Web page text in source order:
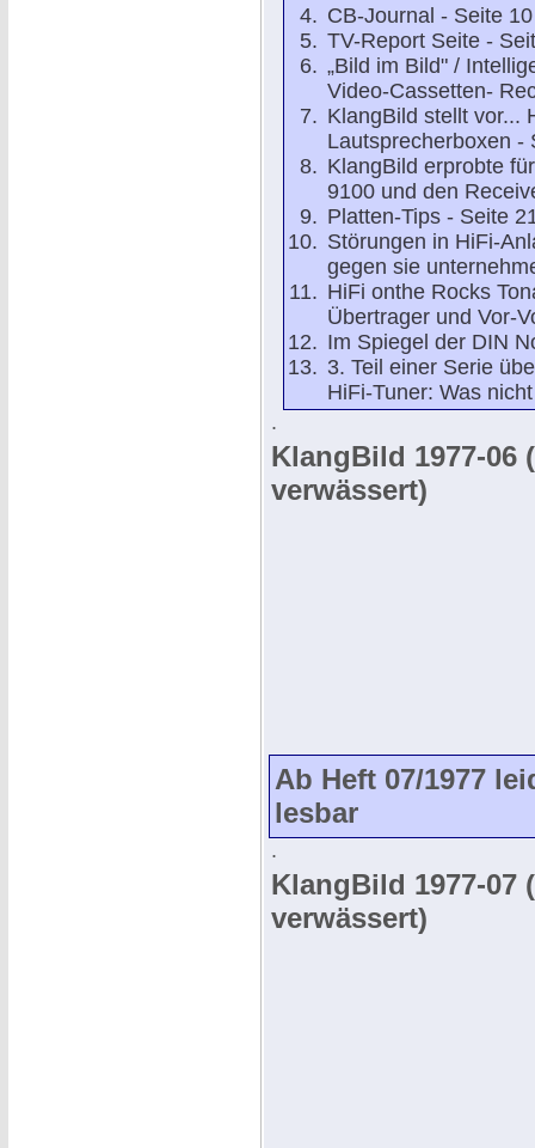
CB-Journal - Seite 10
TV-Report Seite -
„Bild im Bild" /
Video-Cassetten-
KlangBild stellt vor...
Lautsprecherboxen -
KlangBild erprobte
9100 und den
Platten-Tips - Seite
Störungen in HiFi-
gegen sie
HiFi onthe Rocks
Übertrager und Vor-
Im Spiegel der DIN
3. Teil einer Serie
HiFi-Tuner: Was
.
KlangBild 1977-06
verwässert)
Ab Heft 07/1977
lesbar
.
KlangBild 1977-07
verwässert)